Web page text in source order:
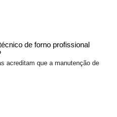
de forno profissional
acreditam que a manutenção de